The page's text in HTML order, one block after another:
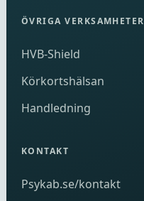
ÖVRIGA VERKSAMHETER
HVB-Shield
Körkortshälsan
Handledning
KONTAKT
Psykab.se/kontakt